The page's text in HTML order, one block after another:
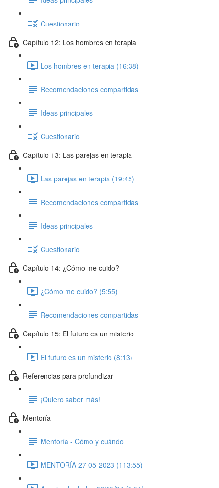
Cuestionario
Capítulo 12: Los hombres en terapia
Los hombres en terapia (16:38)
Recomendaciones compartidas
Ideas principales
Cuestionario
Capítulo 13: Las parejas en terapia
Las parejas en terapia (19:45)
Recomendaciones compartidas
Ideas principales
Cuestionario
Capítulo 14: ¿Cómo me cuido?
¿Cómo me cuido? (5:55)
Recomendaciones compartidas
Capítulo 15: El futuro es un misterio
El futuro es un misterio (8:13)
Referencias para profundizar
¡Quiero saber más!
Mentoría
Mentoría - Cómo y cuándo
MENTORÍA 27-05-2023 (113:55)